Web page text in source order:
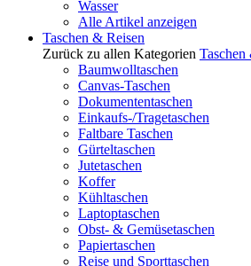
Wasser
Alle Artikel anzeigen
Taschen & Reisen
Zurück zu allen Kategorien Taschen
Baumwolltaschen
Canvas-Taschen
Dokumententaschen
Einkaufs-/Tragetaschen
Faltbare Taschen
Gürteltaschen
Jutetaschen
Koffer
Kühltaschen
Laptoptaschen
Obst- & Gemüsetaschen
Papiertaschen
Reise und Sporttaschen